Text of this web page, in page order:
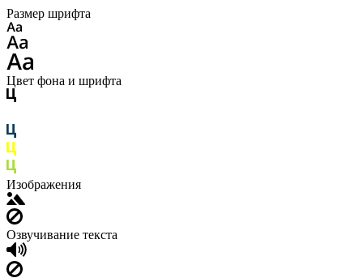
Размер шрифта
Цвет фона и шрифта
Изображения
Озвучивание текста